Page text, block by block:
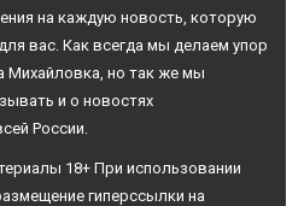
на каждую новость, которую
вас. Как всегда мы делаем упор
Михайловка, но так же мы
и о новостях
России.
18+ При использовании
гиперссылки на